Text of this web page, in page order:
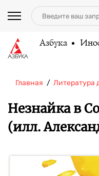
Азбука
Главная Литература
Незнайка в
(илл.